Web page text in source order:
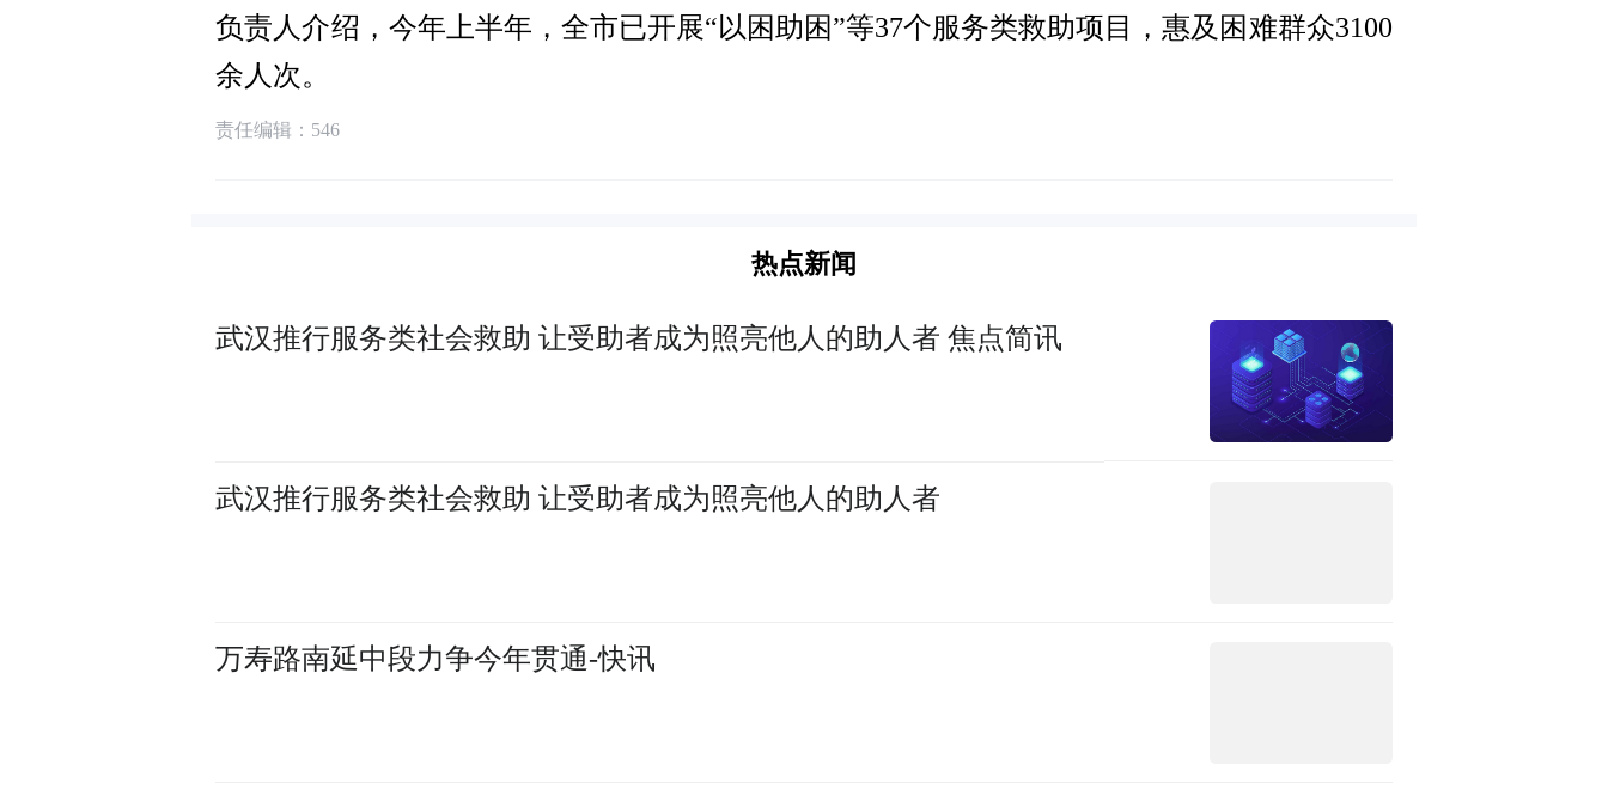
负责人介绍，今年上半年，全市已开展“以困助困”等37个服务类救助项目，惠及困难群众3100
余人次。
责任编辑：546
热点新闻
武汉推行服务类社会救助 让受助者成为照亮他人的助人者 焦点简讯
武汉推行服务类社会救助 让受助者成为照亮他人的助人者
万寿路南延中段力争今年贯通-快讯